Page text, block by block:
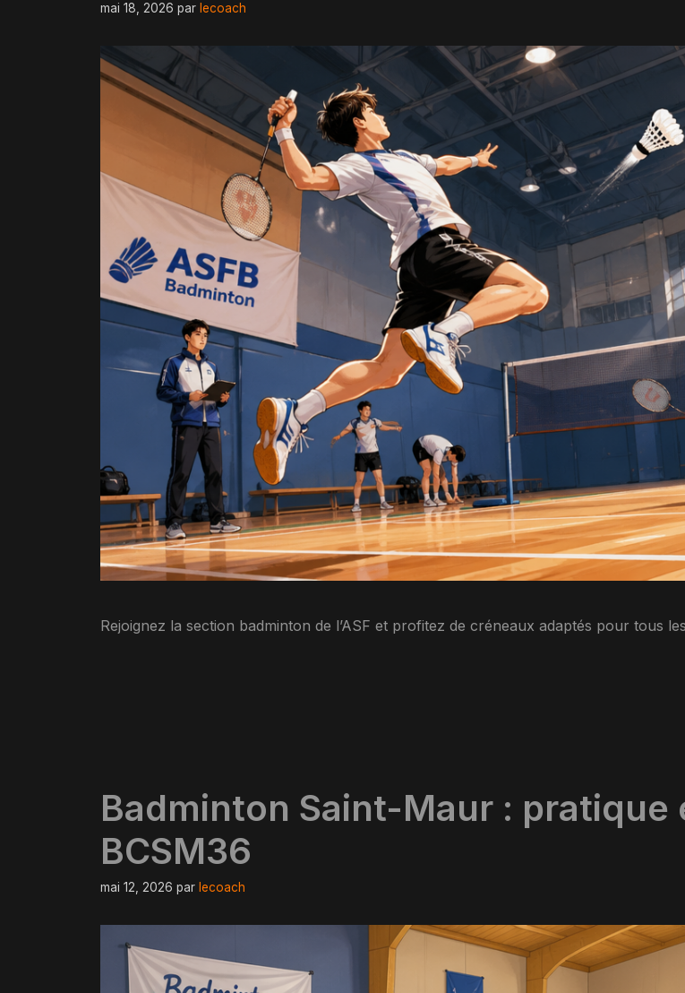
mai 18, 2026 par lecoach
Rejoignez la section badminton de l’ASF et profitez de créneaux adaptés pour tous
Badminton Saint-Maur : pratique
BCSM36
mai 12, 2026 par lecoach